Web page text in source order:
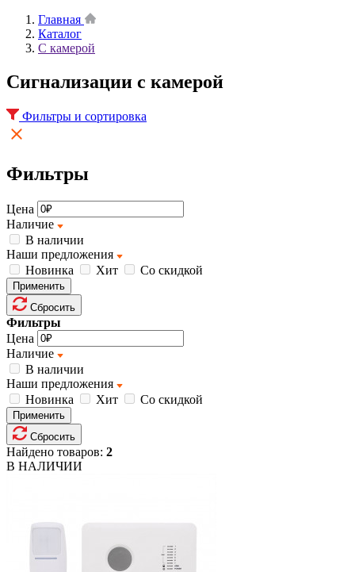
Главная
Каталог
С камерой
Cигнализации с камерой
Фильтры и сортировка
Фильтры
Цена
Наличие
В наличии
Наши предложения
Новинка
Хит Со скидкой
Применить
Сбросить
Фильтры
Цена
Наличие
В наличии
Наши предложения
Новинка
Хит Со скидкой
Применить
Сбросить
Найдено товаров: 2
В НАЛИЧИИ